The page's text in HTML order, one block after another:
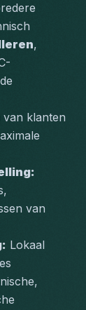
klanten
van
Lokaal